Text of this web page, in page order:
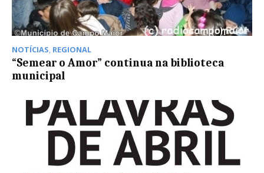
NOTÍCIAS, REGIONAL
“Semear o Amor” continua na biblioteca
municipal